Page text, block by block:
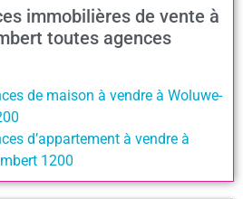
immobilières de vente à
toutes agences
de maison à vendre à Woluwe-
d’appartement à vendre à
1200